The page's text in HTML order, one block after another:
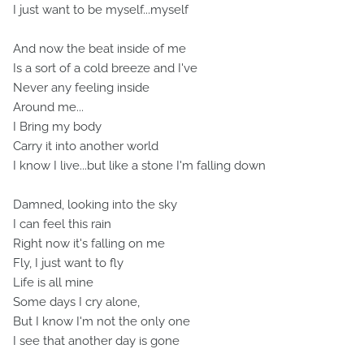
I just want to be myself...myself
And now the beat inside of me
Is a sort of a cold breeze and I've
Never any feeling inside
Around me...
I Bring my body
Carry it into another world
I know I live...but like a stone I'm falling down
Damned, looking into the sky
I can feel this rain
Right now it's falling on me
Fly, I just want to fly
Life is all mine
Some days I cry alone,
But I know I'm not the only one
I see that another day is gone